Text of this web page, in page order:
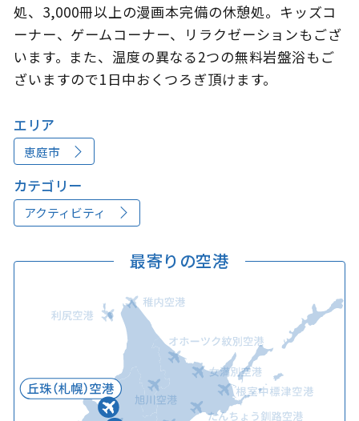
このサイトについて 観光資料
動画ライブラリー フォトライブラリー
処、3,000冊以上の漫画本完備の休憩処。キッズコ
ーナー、ゲームコーナー、リラクゼーションもござ
います。また、温度の異なる2つの無料岩盤浴もご
ざいますので1日中おくつろぎ頂けます。
エリア
恵庭市
カテゴリー
アクティビティ
最寄りの空港